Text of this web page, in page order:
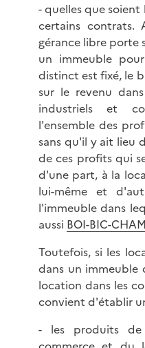
- quelles que
certains contrats.
gérance libre porte
un immeuble
distinct est fixé, le
sur le revenu
industriels et
l'ensemble des
sans qu'il y ait lieu
de ces profits qui
d'une part, à la
lui-même et
l'immeuble dans
aussi BOI-BIC-
Toutefois, si les
dans un immeuble
location dans les
convient d'établir
- les produits